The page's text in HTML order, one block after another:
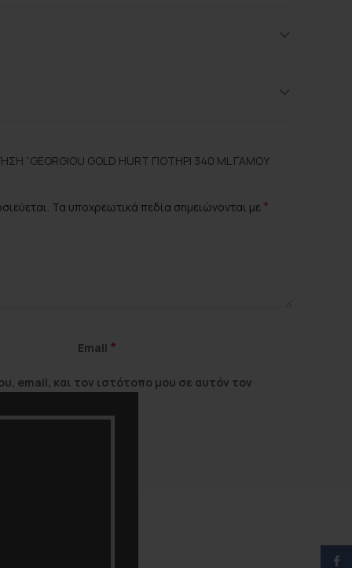
“GEORGIOU GOLD HURT ΠΟΤΉΡΙ 340 ML ΓΆΜΟΥ
Τα υποχρεωτικά πεδία σημειώνονται με *
Email *
email, και τον ιστότοπο μου σε αυτόν τον